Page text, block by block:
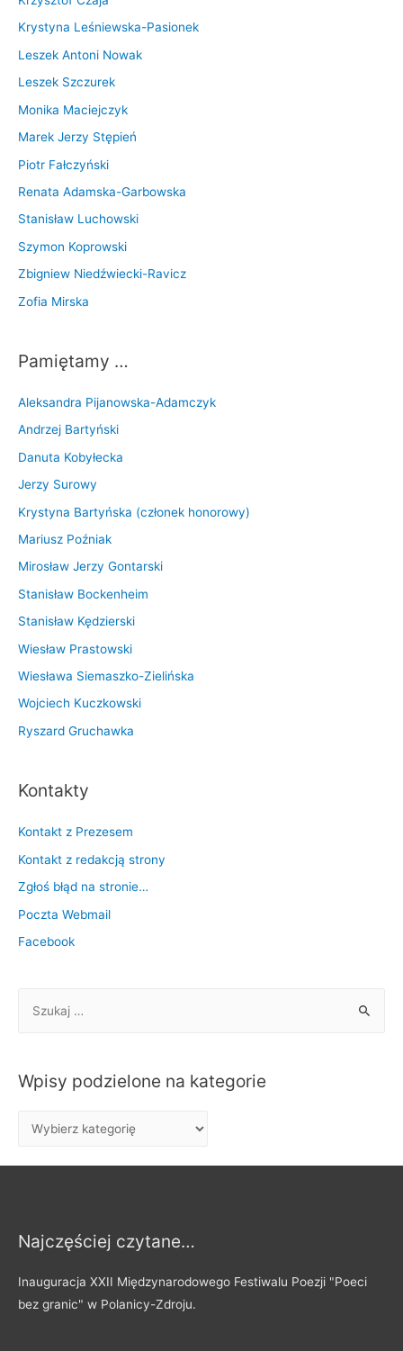
Krystyna Leśniewska-Pasionek
Leszek Antoni Nowak
Leszek Szczurek
Monika Maciejczyk
Marek Jerzy Stępień
Piotr Fałczyński
Renata Adamska-Garbowska
Stanisław Luchowski
Szymon Koprowski
Zbigniew Niedźwiecki-Ravicz
Zofia Mirska
Pamiętamy …
Aleksandra Pijanowska-Adamczyk
Andrzej Bartyński
Danuta Kobyłecka
Jerzy Surowy
Krystyna Bartyńska (członek honorowy)
Mariusz Poźniak
Mirosław Jerzy Gontarski
Stanisław Bockenheim
Stanisław Kędzierski
Wiesław Prastowski
Wiesława Siemaszko-Zielińska
Wojciech Kuczkowski
Ryszard Gruchawka
Kontakty
Kontakt z Prezesem
Kontakt z redakcją strony
Zgłoś błąd na stronie…
Poczta Webmail
Facebook
kWpisy podzielone na kategorie
p
Najczęściej czytane…
Inauguracja XXII Międzynarodowego Festiwalu Poezji "Poeci
bez granic" w Polanicy-Zdroju.